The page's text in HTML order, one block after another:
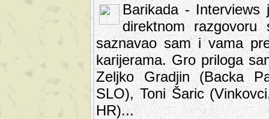
Barikada -
direktnom
saznavao sam i vama
karijerama. Gro priloga
Zeljko Gradjin (Backa
SLO), Toni Šaric
HR)...